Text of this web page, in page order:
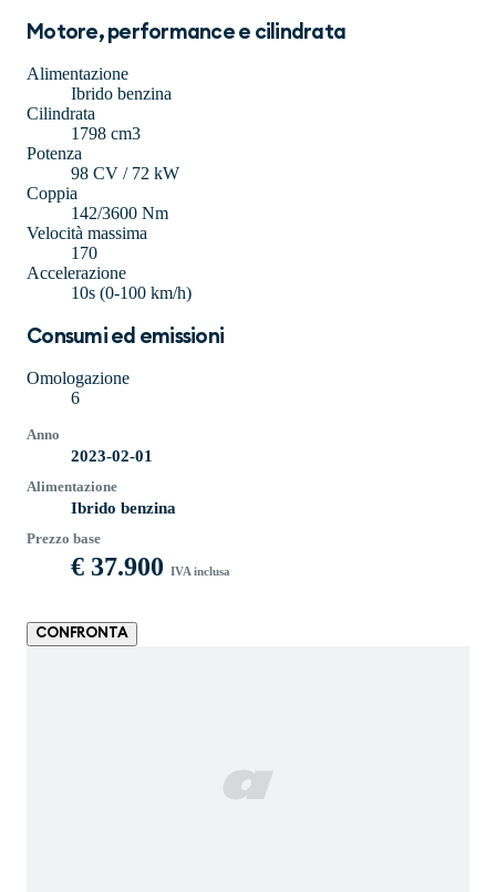
Motore, performance e cilindrata
Alimentazione
Ibrido benzina
Cilindrata
1798 cm3
Potenza
98 CV / 72 kW
Coppia
142/3600 Nm
Velocità massima
170
Accelerazione
10s (0-100 km/h)
Consumi ed emissioni
Omologazione
6
Anno
2023-02-01
Alimentazione
Ibrido benzina
Prezzo base
€ 37.900 IVA inclusa
CONFRONTA